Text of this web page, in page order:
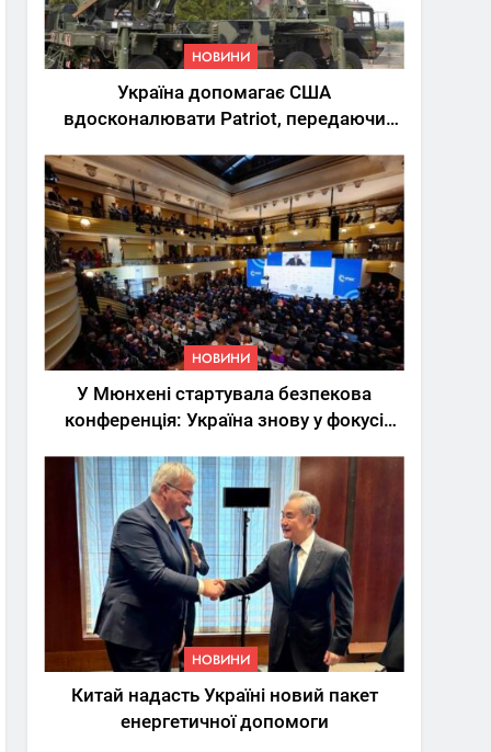
НОВИНИ
Україна допомагає США
вдосконалювати Patriot, передаючи
НОВИНИ
У Мюнхені стартувала безпекова
конференція: Україна знову у фокусі
НОВИНИ
Китай надасть Україні новий пакет
енергетичної допомоги
5
Трамп вимагає від
Зеленського активних
кроків у мирному
процесі
НОВИНИ
6
КМДА заявила про
параліч